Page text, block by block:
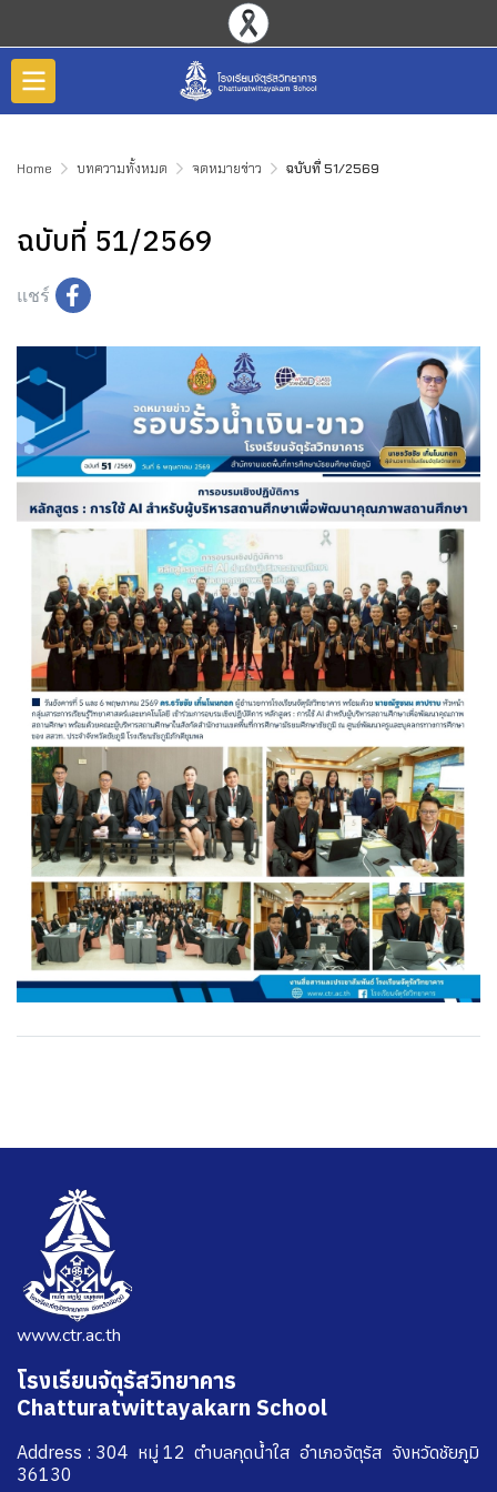
Home บทความทั้งหมด จดหมายข่าว ฉบับที่ 51/2569
ฉบับที่ 51/2569
แชร์
www.ctr.ac.th
โรงเรียนจัตุรัสวิทยาคาร
Chatturatwittayakarn School
Address : 304 หมู่ 12 ตำบลกุดน้ำใส อำเภอจัตุรัส จังหวัดชัยภูมิ
36130